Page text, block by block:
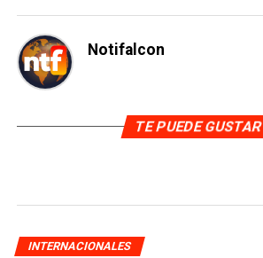
Notifalcon
TE PUEDE GUSTAR
INTERNACIONALES